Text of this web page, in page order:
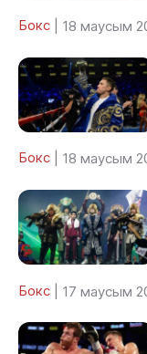
Бокс 18 маусым
Бокс 18 маусым
Бокс 17 маусым